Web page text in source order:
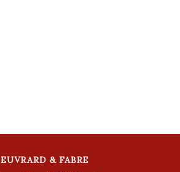
EUVRARD & FABRE